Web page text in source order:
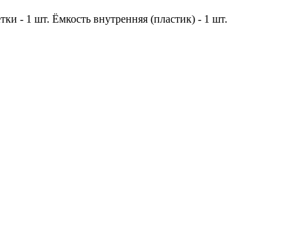
- 1 шт. Ёмкость внутренняя (пластик) - 1 шт.